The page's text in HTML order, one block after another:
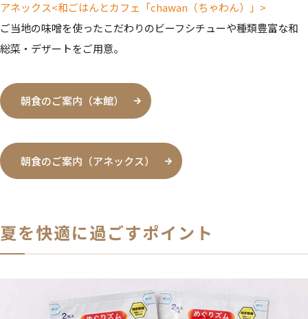
アネックス<和ごはんとカフェ「chawan（ちゃわん）」>
ご当地の味噌を使ったこだわりのビーフシチューや種類豊富な和
総菜・デザートをご用意。
朝食のご案内（本館）
朝食のご案内（アネックス）
夏を快適に過ごすポイント